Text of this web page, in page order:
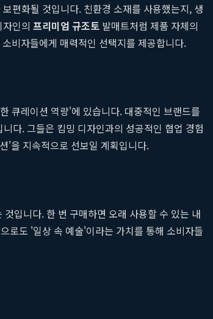
편화될 것입니다. 친환경 소재를 사용했는지, 생
인의 프리미엄 규조토 발매트처럼 제품 자체의
비자들에게 매력적인 선택지를 제공합니다.
큐레이션 역량'에 있습니다. 대중적인 브랜드를
다. 그들은 킴밍 디자인과의 성공적인 협업 경험
'을 지속적으로 선보일 계획입니다.
입니다. 한 번 구매하면 오래 사용할 수 있는 내
로도 '일상 속 예술'이라는 가치를 통해 소비자들